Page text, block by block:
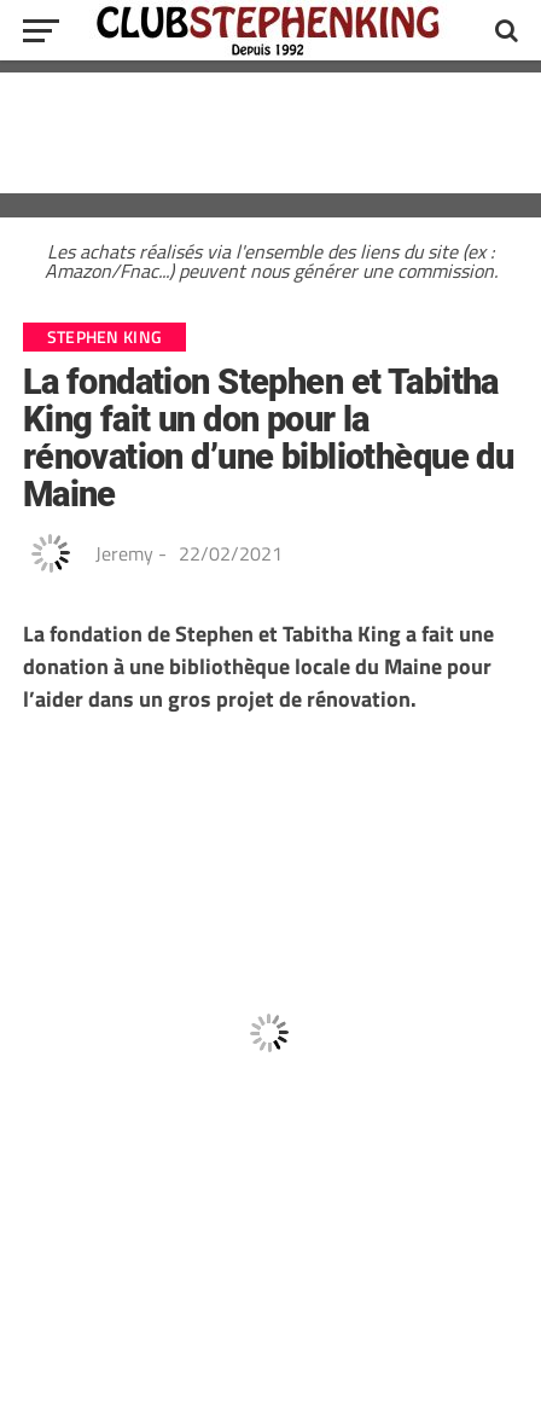
Les achats réalisés via l'ensemble des liens du site (ex :
Amazon/Fnac...) peuvent nous générer une commission.
STEPHEN KING
La fondation Stephen et Tabitha
King fait un don pour la
rénovation d’une bibliothèque du
Maine
Jeremy - 22/02/2021
La fondation de Stephen et Tabitha King a fait une
donation à une bibliothèque locale du Maine pour
l’aider dans un gros projet de rénovation.